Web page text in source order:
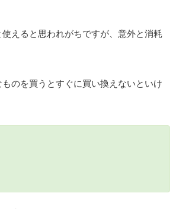
えると思われがちですが、意外と消耗
のを買うとすぐに買い換えないといけ